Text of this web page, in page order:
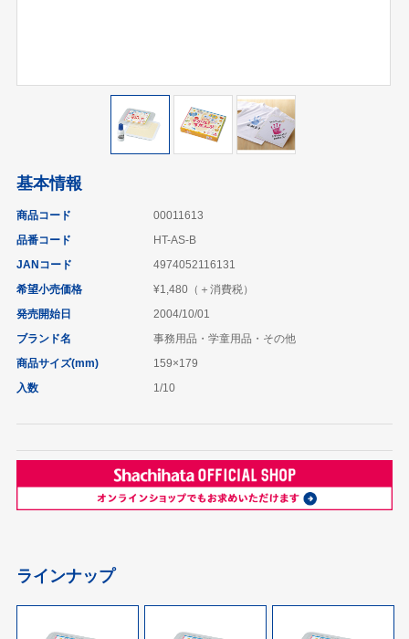
基本情報
商品コード
00011613
品番コード
HT-AS-B
JANコード
4974052116131
希望小売価格
¥1,480（＋消費税）
発売開始日
2004/10/01
ブランド名
事務用品・学童用品・その他
商品サイズ(mm)
159×179
入数
1/10
ラインナップ